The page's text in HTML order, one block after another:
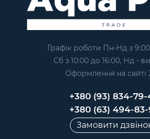
Графік роботи Пн-Нд з
Сб з 10:00 до 16:00, Нд -
Оформлення на сайтi
+380 (93) 834-
+380 (63) 494-
Замовити